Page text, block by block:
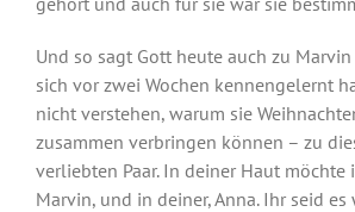
Und so sagt Gott heute auch zu
sich vor zwei Wochen kennengelernt
nicht verstehen, warum sie
zusammen verbringen können – zu
verliebten Paar. In deiner Haut möchte
Marvin, und in deiner, Anna. Ihr seid es